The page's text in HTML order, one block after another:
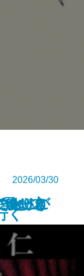
く
いっき
び立
2026/03/30
会いに
はジ
ありが